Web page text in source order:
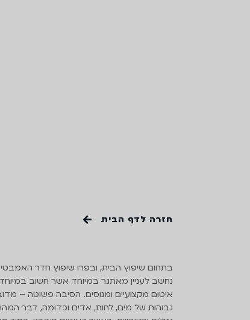
חזרה לדף הבית
איטום
בתחום שיפוץ הבית, ובפרו שיפוץ חדר
נחשב לעניין מאתגר במיוחד אשר חשוב
איטום מקצועיים ומנוסים. הסיבה פשוטה –
גבוהות של מים, לחות, אדים וכדומה, דבר